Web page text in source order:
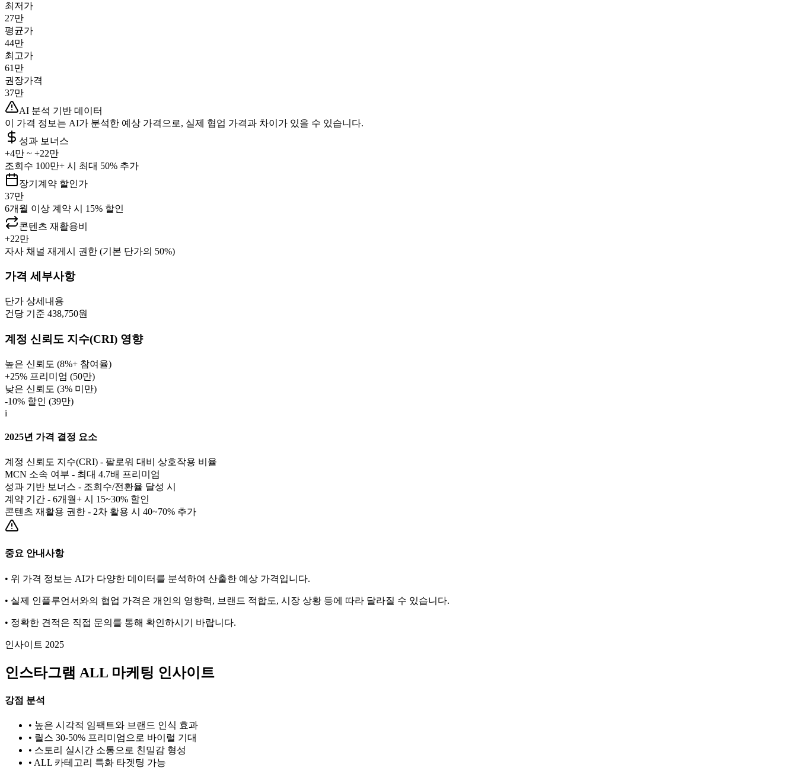
최저가
27만
평균가
44만
최고가
61만
권장가격
37만
AI 분석 기반 데이터
이 가격 정보는 AI가 분석한 예상 가격으로, 실제 협업 가격과 차이가 있을 수 있습니다.
성과 보너스
+4만 ~ +22만
조회수 100만+ 시 최대 50% 추가
장기계약 할인가
37만
6개월 이상 계약 시 15% 할인
콘텐츠 재활용비
+22만
자사 채널 재게시 권한 (기본 단가의 50%)
가격 세부사항
단가 상세내용
건당 기준 438,750원
계정 신뢰도 지수(CRI) 영향
높은 신뢰도 (8%+ 참여율)
+25% 프리미엄 (50만)
낮은 신뢰도 (3% 미만)
-10% 할인 (39만)
i
2025년 가격 결정 요소
계정 신뢰도 지수(CRI) - 팔로워 대비 상호작용 비율
MCN 소속 여부 - 최대 4.7배 프리미엄
성과 기반 보너스 - 조회수/전환율 달성 시
계약 기간 - 6개월+ 시 15~30% 할인
콘텐츠 재활용 권한 - 2차 활용 시 40~70% 추가
중요 안내사항
• 위 가격 정보는 AI가 다양한 데이터를 분석하여 산출한 예상 가격입니다.
• 실제 인플루언서와의 협업 가격은 개인의 영향력, 브랜드 적합도, 시장 상황 등에 따라 달라질 수 있습니다.
• 정확한 견적은 직접 문의를 통해 확인하시기 바랍니다.
인사이트 2025
인스타그램 ALL 마케팅 인사이트
강점 분석
• 높은 시각적 임팩트와 브랜드 인식 효과
• 릴스 30-50% 프리미엄으로 바이럴 기대
• 스토리 실시간 소통으로 친밀감 형성
• ALL 카테고리 특화 타겟팅 가능